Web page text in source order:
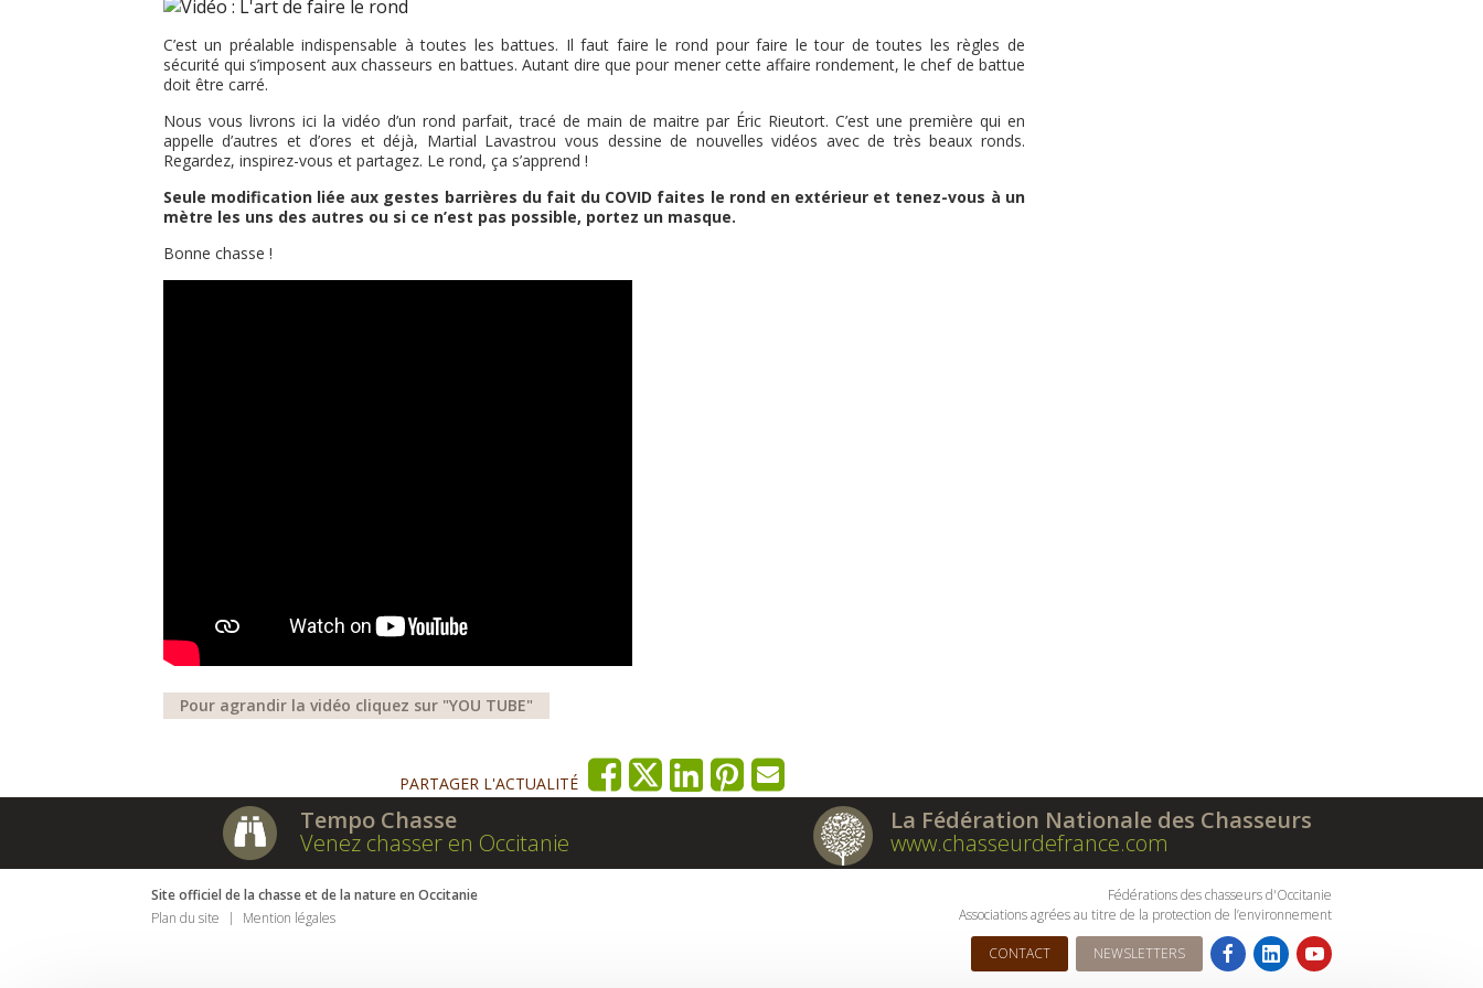
C’est un préalable indispensable à toutes les battues. Il faut faire le rond pour faire le tour de toutes les règles de
sécurité qui s’imposent aux chasseurs en battues. Autant dire que pour mener cette affaire rondement, le chef de battue
doit être carré.
Nous vous livrons ici la vidéo d’un rond parfait, tracé de main de maitre par Éric Rieutort. C’est une première qui en
appelle d’autres et d’ores et déjà, Martial Lavastrou vous dessine de nouvelles vidéos avec de très beaux ronds.
Regardez, inspirez-vous et partagez. Le rond, ça s’apprend !
Seule modification liée aux gestes barrières du fait du COVID faites le rond en extérieur et tenez-vous à un
mètre les uns des autres ou si ce n’est pas possible, portez un masque.
Bonne chasse !
Pour agrandir la vidéo cliquez sur "YOU TUBE"
PARTAGER L'ACTUALITÉ
Tempo Chasse
Venez chasser en Occitanie
La Fédération Nationale des Chasseurs
www.chasseurdefrance.com
Site officiel de la chasse et de la nature en Occitanie
Plan du site
Mention légales
Fédérations des chasseurs d'Occitanie
Associations agrées au titre de la protection de l’environnement
CONTACT NEWSLETTERS